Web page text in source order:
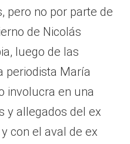
pero no por parte de
de Nicolás
luego de las
periodista María
involucra en una
y allegados del ex
con el aval de ex